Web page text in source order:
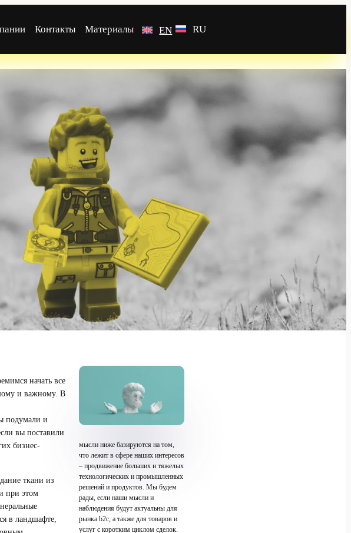
Контакты Материалы EN RU
начать все
и важному. В
подумали и
вы поставили
бизнес-
ткани из
при этом
в ландшафте,
мысли ниже базируются на том,
что лежит в сфере наших интересов
– продвижение больших и тяжелых
технологических и промышленных
решений и продуктов. Мы будем
рады, если наши мысли и
наблюдения будут актуальны для
рынка b2c, а также для товаров и
услуг с коротким циклом сделок.